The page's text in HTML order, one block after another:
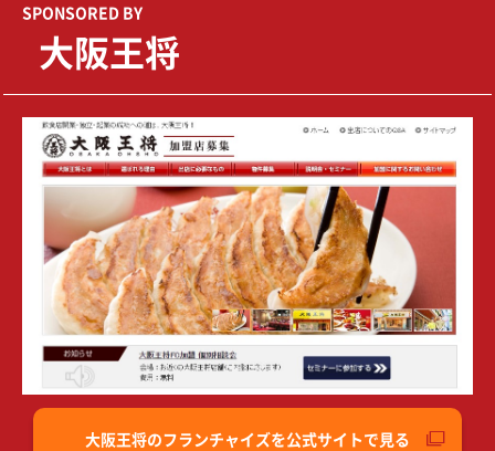
SPONSORED BY
大阪王将
大阪王将のフランチャイズを公式サイトで見る